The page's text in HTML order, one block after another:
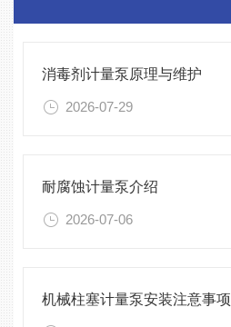
消毒剂计量泵原理与维护
2026-07-29
耐腐蚀计量泵介绍
2026-07-06
机械柱塞计量泵安装注意事项